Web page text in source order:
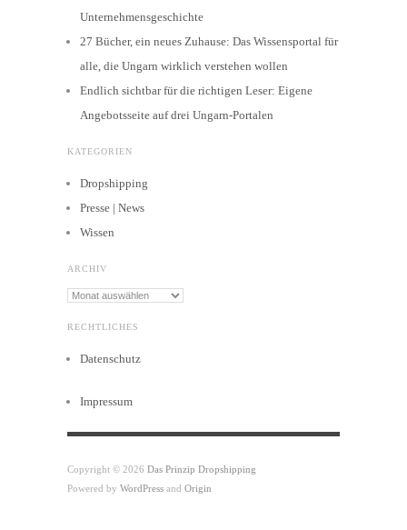
Unternehmensgeschichte
27 Bücher, ein neues Zuhause: Das Wissensportal für
alle, die Ungarn wirklich verstehen wollen
Endlich sichtbar für die richtigen Leser: Eigene
Angebotsseite auf drei Ungarn-Portalen
KATEGORIEN
Dropshipping
Presse | News
Wissen
ARCHIV
Archiv
RECHTLICHES
Datenschutz
Impressum
Copyright © 2026 Das Prinzip Dropshipping
Powered by WordPress and Origin